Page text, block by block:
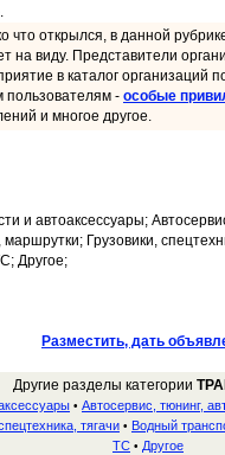
.
что открылся, в данной
виду. Представители
в каталог организаций
пользователям - особые
и многое другое.
и автоаксессуары;
Грузовики,
Другое;
Разместить, дать
Другие разделы категории
• Автосервис, тюнинг,
тягачи • Водный
ТС • Другое